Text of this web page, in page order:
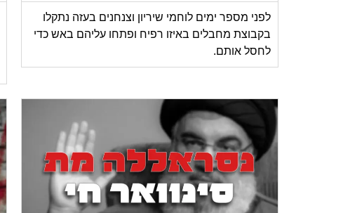
לפני מספר ימים לוחמי שיריון וצנחנים בעזה נתקלו
בקבוצת מחבלים באיזו רפיח ופתחו עליהם באש כדי
לחסל אותם.